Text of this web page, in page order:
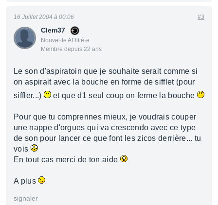
Clem37
Nouvel·le AFfilié·e
Membre depuis 22 ans
16 Juillet 2004 à 00:06 #3
Le son d'aspiratoin que je souhaite serait comme si
on aspirait avec la bouche en forme de sifflet (pour
siffler...)
et que d1 seul coup on ferme la bouche
Pour que tu comprennes mieux, je voudrais couper
une nappe d'orgues qui va crescendo avec ce type
de son pour lancer ce que font les zicos derrière... tu
vois
En tout cas merci de ton aide
A plus
signaler